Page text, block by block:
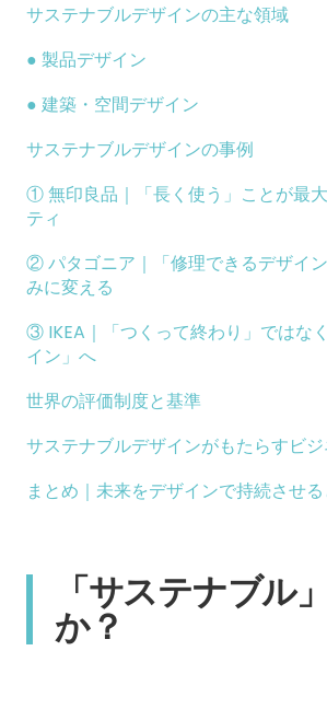
サステナブルデザインの主な領域
● 製品デザイン
● 建築・空間デザイン
サステナブルデザインの事例
① 無印良品｜「長く使う」ことが最
ティ
② パタゴニア｜「修理できるデザイ
みに変える
③ IKEA｜「つくって終わり」ではな
イン」へ
世界の評価制度と基準
サステナブルデザインがもたらすビ
まとめ｜未来をデザインで持続させ
「サステナブル
か？